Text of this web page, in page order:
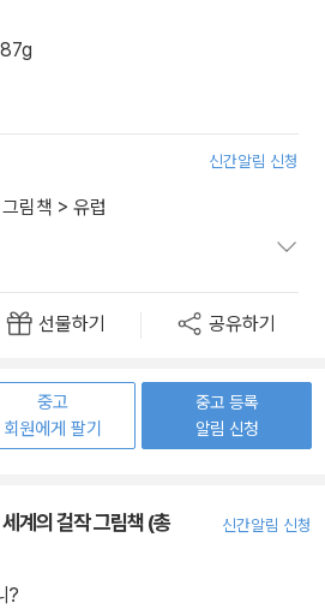
신간알림 신청
그림책 > 유럽
선물하기 공유하기
중고
회원에게 팔기
중고 등록
알림 신청
계의 걸작 그림책 (총
신간알림 신청
?